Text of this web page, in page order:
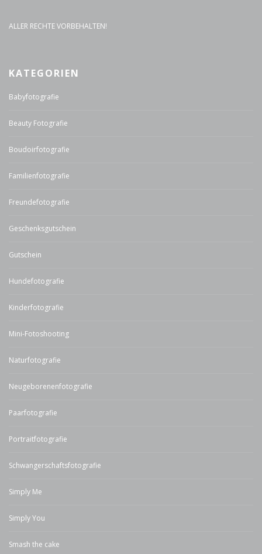
ALLER RECHTE VORBEHALTEN!
KATEGORIEN
Babyfotografie
Beauty Fotografie
Boudoirfotografie
Familienfotografie
Freundefotografie
Geschenksgutschein
Gutschein
Hundefotografie
Kinderfotografie
Mini-Fotoshooting
Naturfotografie
Neugeborenenfotografie
Paarfotografie
Portraitfotografie
Schwangerschaftsfotografie
Simply Me
Simply You
Smash the cake